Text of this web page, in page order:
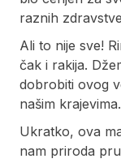
raznih
Ali to nije sve!
čak i rakija.
dobrobiti ovog
našim krajevima.
Ukratko, ova
nam priroda